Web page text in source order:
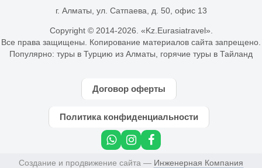
г. Алматы, ул. Сатпаева, д. 50, офис 13
Copyright © 2014-2026. «Kz.Eurasiatravel».
Все права защищены. Копирование материалов сайта запрещено.
Популярно: туры в Турцию из Алматы горячие туры в Тайланд
Договор оферты
Политика конфиденциальности
Создание и продвижение сайта — Инженерная Компания